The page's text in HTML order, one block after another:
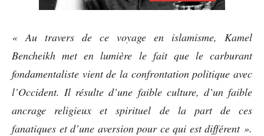
« Au travers de ce voyage en islamisme, Kamel
Bencheikh met en lumière le fait que le carburant
fondamentaliste vient de la confrontation politique avec
l’Occident. Il résulte d’une faible culture, d’un faible
ancrage religieux et spirituel de la part de ces
fanatiques et d’une aversion pour ce qui est différent ».